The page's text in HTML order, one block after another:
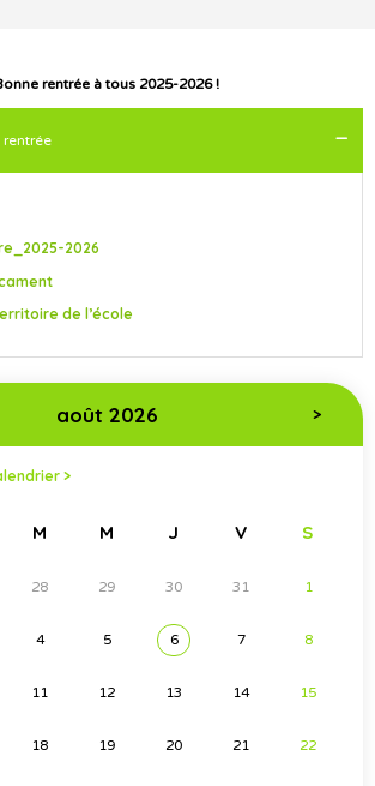
rentrée à tous 2025-2026 !
2026
de l’école
août 2026 >
>
M M J V S
28 29 30 31 1
4 5 6 7 8
11 12 13 14 15
18 19 20 21 22